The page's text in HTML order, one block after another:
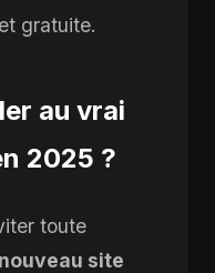
gratuite.
au vrai
2025 ?
toute
nouveau site